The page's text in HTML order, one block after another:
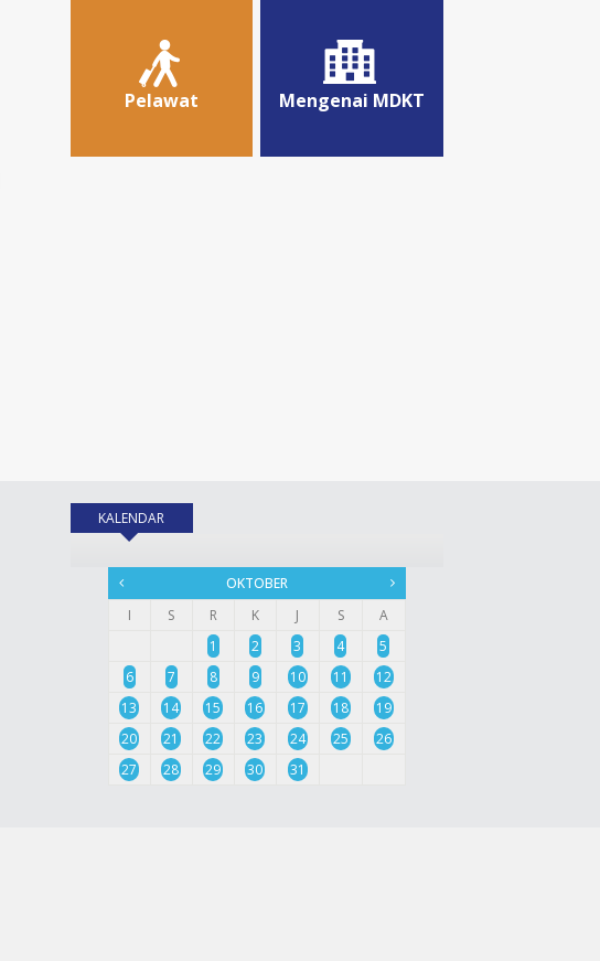
Pelawat Mengenai MDKT
KALENDAR
OKTOBER
I
S R K J S
A
1
2 3 4
5
6
7 8 9 10 11
12
13
14 15 16 17 18
19
20
21 22 23 24 25
26
27
28 29 30 31